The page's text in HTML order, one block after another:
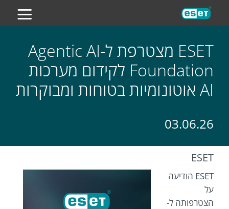
ESET מצטרפת ל-Agentic AI
Foundation לקידום מערכות
AI אוטונומיות בטוחות ומבוקרות
03.06.26
ESET
ESET הודיעה
על
הצטרפותה ל-